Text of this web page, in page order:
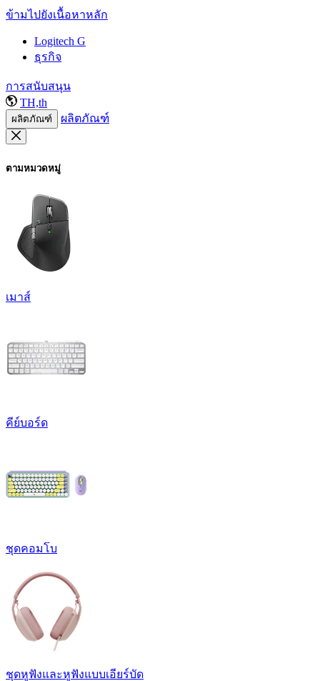
ข้ามไปยังเนื้อหาหลัก
Logitech G
ธุรกิจ
การสนับสนุน
TH,th
ผลิตภัณฑ์ ผลิตภัณฑ์
ตามหมวดหมู่
เมาส์
คีย์บอร์ด
ชุดคอมโบ
ชุดหูฟังและหูฟังแบบเอียร์บัด